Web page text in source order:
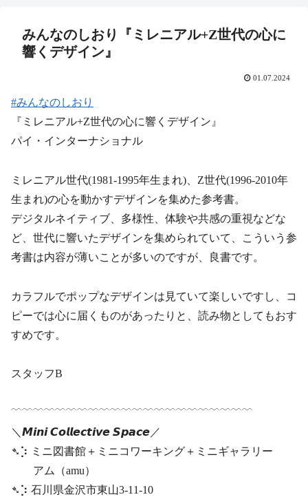
みんなのしおり『ミレニアル+Z世代の心に
響くデザイン』
01.07.2024
#みんなのしおり
『ミレニアル+Z世代の心に響くデザイン』
パイ・インターナショナル
ミレニアル世代(1981-1995年生まれ)、Z世代(1996-2010年
生まれ)の心を動かすデザインを集めた参考書。
デジタルネイティブ、多様性、体験や共感の重視などな
ど、世代に響いたデザインを集められていて、こういう参
考書は内容が薄いことが多いのですが、良書です。
カラフルでポップなデザインは見ていて楽しいですし、コ
ピーでは心に届くものがあったりと、読み物としてもおす
すめです。
スタッフB
﹋﹋﹋﹋﹋﹋﹋﹋﹋﹋﹋﹋﹋﹋﹋﹋﹋﹋﹋﹋﹋﹋
＼𝙈𝙞𝙣𝙞 𝘾𝙤𝙡𝙡𝙚𝙘𝙩𝙞𝙫𝙚 𝙎𝙥𝙖𝙘𝙚／
➴⡱ ミニ図書館＋ミニコワーキング＋ミニギャラリー
アム（amu）
➴⡱ 石川県金沢市東山3-11-10